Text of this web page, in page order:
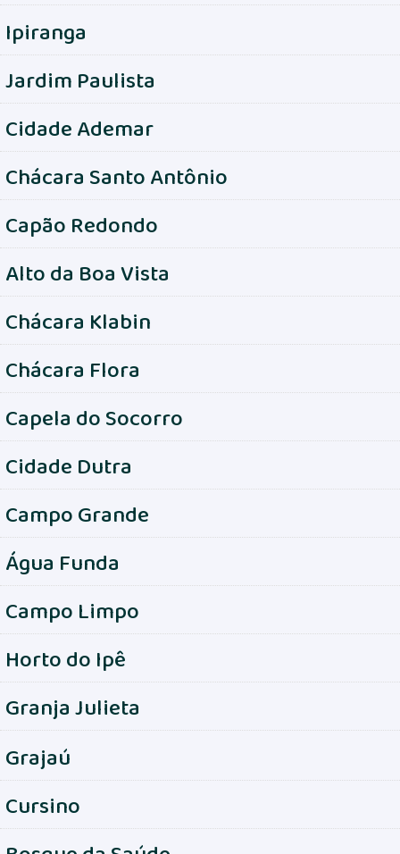
Ipiranga
Jardim Paulista
Cidade Ademar
Chácara Santo Antônio
Capão Redondo
Alto da Boa Vista
Chácara Klabin
Chácara Flora
Capela do Socorro
Cidade Dutra
Campo Grande
Água Funda
Campo Limpo
Horto do Ipê
Granja Julieta
Grajaú
Cursino